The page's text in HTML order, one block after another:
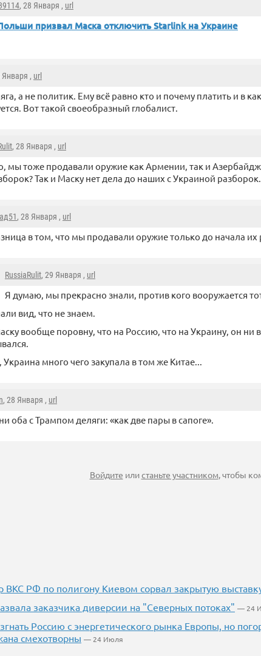
, 28 Января , url
призвал Маска отключить Starlink на Украине
Января , url
а не политик. Ему всё равно кто и почему платить и в
Вот такой своеобразный глобалист.
, 28 Января , url
мы тоже продавали оружие как Армении, так и
Так и Маску нет дела до наших с Украиной разборок.
, 28 Января , url
в том, что мы продавали оружие только до начала их
RussiaRulit, 29 Января , url
Я думаю, мы прекрасно знали, против кого вооружается
вид, что не знаем.
вообще поровну, что на Россию, что на Украину, он ни
Украина много чего закупала в том же Китае...
, 28 Января , url
оба с Трампом деляги: «как две пары в сапоге».
Войдите илистаньте участником, чтобы
ВКС РФ по полигону Киевом сорвал закрытую
заказчика диверсии на "Северных потоках" — 24
Россию с энергетического рынка Европы, но
смехотворны — 24 Июля